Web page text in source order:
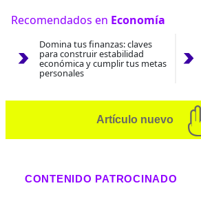
Recomendados en Economía
Domina tus finanzas: claves
para construir estabilidad
económica y cumplir tus metas
personales
Artículo nuevo
CONTENIDO PATROCINADO